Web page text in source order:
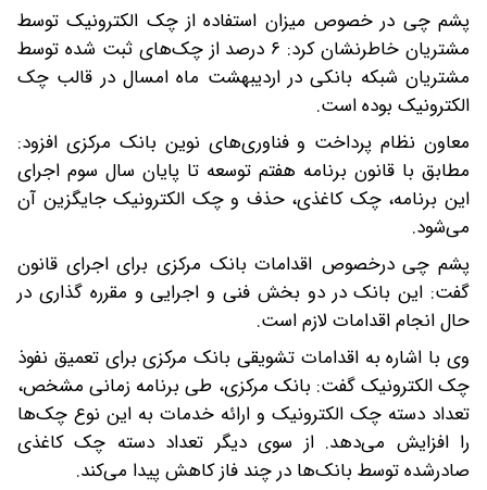
پشم چی در خصوص میزان استفاده از چک الکترونیک توسط
مشتریان خاطرنشان کرد: ۶ درصد از چک‌های ثبت شده توسط
مشتریان شبکه بانکی در اردیبهشت ماه امسال در قالب چک
الکترونیک بوده است.
معاون نظام پرداخت و فناوری‌های نوین بانک مرکزی افزود:
مطابق با قانون برنامه هفتم توسعه تا پایان سال سوم اجرای
این برنامه، چک کاغذی، حذف و چک الکترونیک جایگزین آن
می‌شود.
پشم چی درخصوص اقدامات بانک مرکزی برای اجرای قانون
گفت: این بانک در دو بخش فنی و اجرایی و مقرره گذاری در
حال انجام اقدامات لازم است.
وی با اشاره به اقدامات تشویقی بانک مرکزی برای تعمیق نفوذ
چک الکترونیک گفت: بانک مرکزی، طی برنامه زمانی مشخص،
تعداد دسته چک الکترونیک و ارائه خدمات به این نوع چک‌ها
را افزایش می‌دهد. از سوی دیگر تعداد دسته چک کاغذی
صادرشده توسط بانک‌ها در چند فاز کاهش پیدا می‌کند.